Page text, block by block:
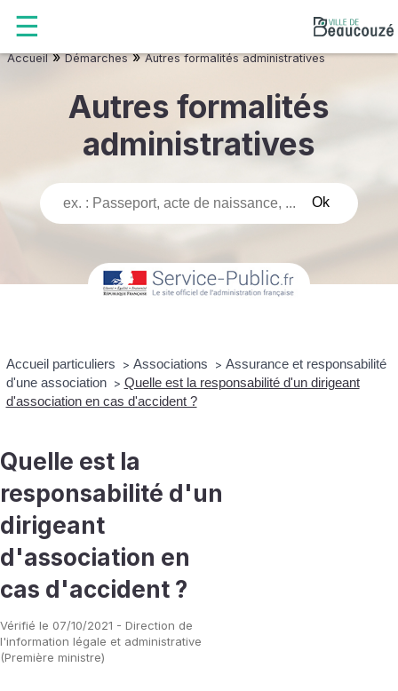
Accueil»Démarches»Autres formalités administratives
Autres formalités
administratives
Accueil particuliers > Associations > Assurance et responsabilité
d'une association > Quelle est la responsabilité d'un dirigeant
d'association en cas d'accident ?
Quelle est la
responsabilité d'un
dirigeant
d'association en
cas d'accident ?
Vérifié le 07/10/2021 - Direction de
l'information légale et administrative
(Première ministre)